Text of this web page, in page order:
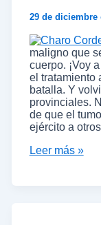
29 de diciembre
maligno que
cuerpo. ¡Voy
el tratamiento
batalla. Y
provinciales.
de que el
ejército a
Leer más »